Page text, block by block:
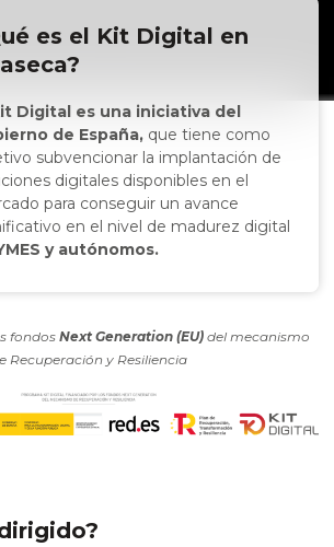
es el Kit Digital en
Digital es una iniciativa del
de España, que tiene como
subvencionar la implantación de
digitales disponibles en el
para conseguir un avance
en el nivel de madurez digital
y autónomos.
fondos Next Generation (EU)del mecanismo
Recuperación y Resiliencia